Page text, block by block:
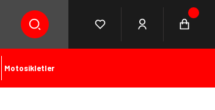
Motosikletler